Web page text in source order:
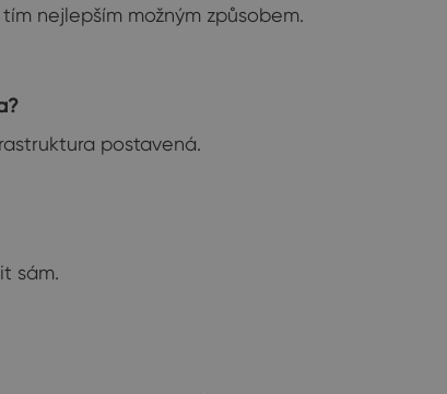
nejlepším možným způsobem.
postavená.
sám.